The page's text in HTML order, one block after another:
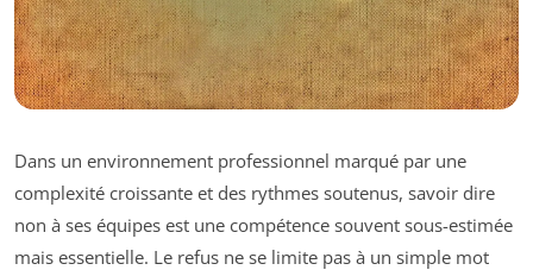
Dans un environnement professionnel marqué par une
complexité croissante et des rythmes soutenus, savoir dire
non à ses équipes est une compétence souvent sous-estimée
mais essentielle. Le refus ne se limite pas à un simple mot